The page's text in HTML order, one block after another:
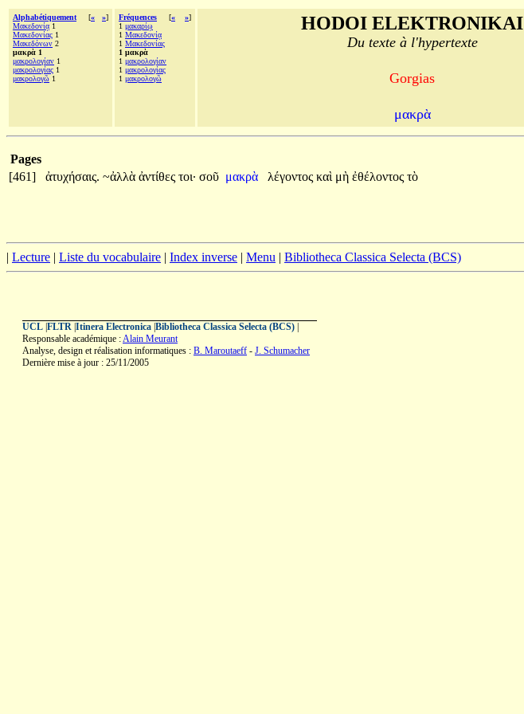
Alphabétiquement [« »]
Μακεδονίᾳ 1
Μακεδονίας 1
Μακεδόνων 2
μακρὰ 1
μακρολογίαν 1
μακρολογίας 1
μακρολογῶ 1
Fréquences [« »]
1 μακαρίῳ
1 Μακεδονίᾳ
1 Μακεδονίας
1 μακρὰ
1 μακρολογίαν
1 μακρολογίας
1 μακρολογῶ
HODOI ELEKTRONIKAI
Du texte à l'hypertexte
Gorgias
μακρὰ
Pages
[461]
ἀτυχήσαις. ~ἀλλὰ ἀντίθες τοι· σοῦ μακρὰ λέγοντος καὶ μὴ ἐθέλοντος τὸ
| Lecture | Liste du vocabulaire | Index inverse | Menu | Bibliotheca Classica Selecta (BCS)
UCL FLTR Itinera Electronica Bibliotheca Classica Selecta (BCS)
Responsable académique :Alain Meurant
Analyse, design et réalisation informatiques : B. Maroutaeff - J. Schumacher
Dernière mise à jour : 25/11/2005